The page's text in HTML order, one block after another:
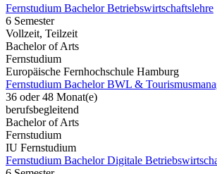
Fernstudium Bachelor Betriebswirtschaftslehre
6 Semester
Vollzeit, Teilzeit
Bachelor of Arts
Fernstudium
Europäische Fernhochschule Hamburg
Fernstudium Bachelor BWL &
36 oder 48 Monat(e)
berufsbegleitend
Bachelor of Arts
Fernstudium
IU Fernstudium
Fernstudium Bachelor Digitale